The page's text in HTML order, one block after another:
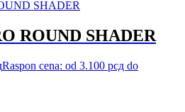
ROUND SHADER
Raspon cena: od 3.100 рсд do